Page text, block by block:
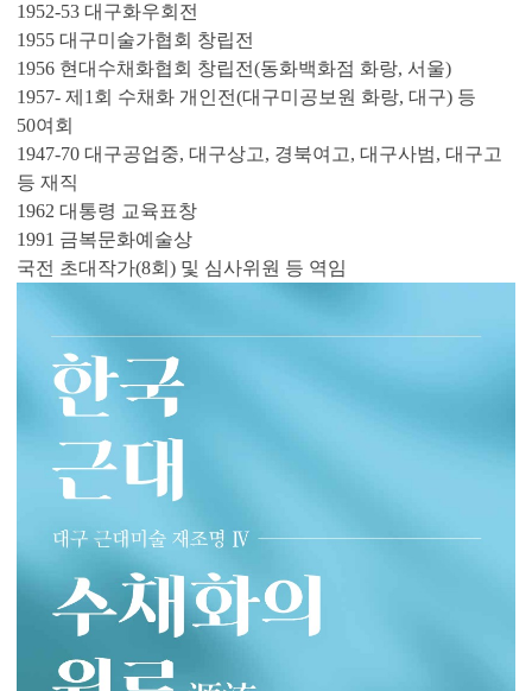
1952-53 대구화우회전
1955 대구미술가협회 창립전
1956 현대수채화협회 창립전(동화백화점 화랑, 서울)
1957- 제1회 수채화 개인전(대구미공보원 화랑, 대구) 등
50여회
1947-70 대구공업중, 대구상고, 경북여고, 대구사범, 대구고
등 재직
1962 대통령 교육표창
1991 금복문화예술상
국전 초대작가(8회) 및 심사위원 등 역임